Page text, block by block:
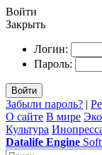
Войти
Закрыть
Логин:
Пароль:
Войти
Забыли пароль? |
О сайте В мире
Культура
Datalife Engine